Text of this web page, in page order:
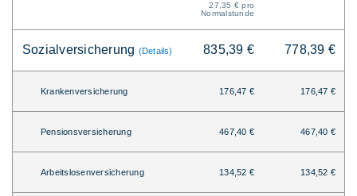
27,35 € pro
Normalstunde
Sozialversicherung (Details) 835,39 € 778,39 €
Krankenversicherung 176,47 € 176,47 €
Pensionsversicherung 467,40 € 467,40 €
Arbeitslosenversicherung 134,52 € 134,52 €